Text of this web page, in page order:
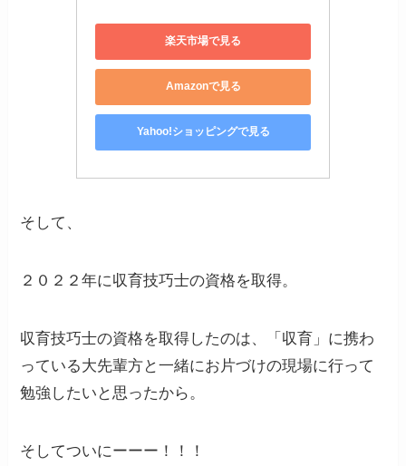
楽天市場で見る
Amazonで見る
Yahoo!ショッピングで見る
そして、
２０２２年に収育技巧士の資格を取得。
収育技巧士の資格を取得したのは、「収育」に携わ
っている大先輩方と一緒にお片づけの現場に行って
勉強したいと思ったから。
そしてついにーーー！！！